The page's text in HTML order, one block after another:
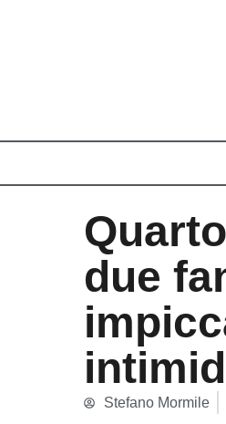
due
Stefano Mormile